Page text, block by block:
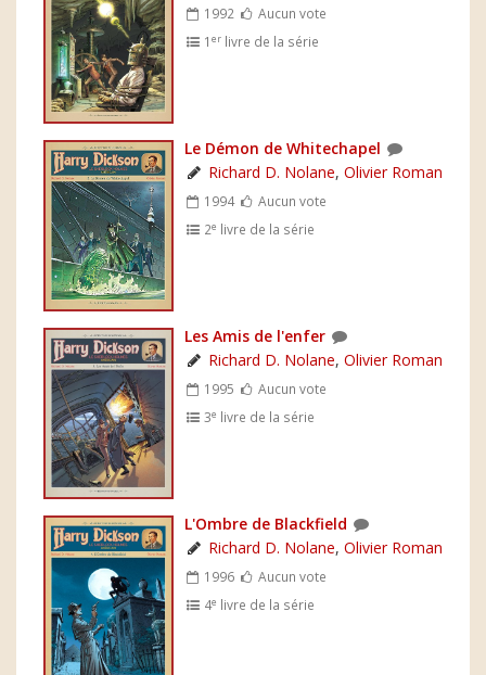
1992
Aucun vote
1er livre de la série
Le Démon de Whitechapel
Richard D. Nolane, Olivier Roman
1994
Aucun vote
2e livre de la série
Les Amis de l'enfer
Richard D. Nolane, Olivier Roman
1995
Aucun vote
3e livre de la série
L'Ombre de Blackfield
Richard D. Nolane, Olivier Roman
1996
Aucun vote
4e livre de la série